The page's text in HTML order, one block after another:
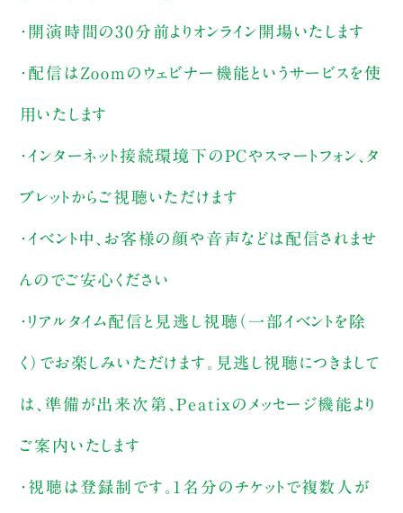
・開演時間の30分前よりオンライン開場いたします
・配信はZoomのウェビナー機能というサービスを使
用いたします
・インターネット接続環境下のPCやスマートフォン、タ
ブレットからご視聴いただけます
・イベント中、お客様の顔や音声などは配信されませ
んのでご安心ください
・リアルタイム配信と見逃し視聴（一部イベントを除
く）でお楽しみいただけます。見逃し視聴につきまして
は、準備が出来次第、Peatixのメッセージ機能より
ご案内いたします
・視聴は登録制です。1名分のチケットで複数人が